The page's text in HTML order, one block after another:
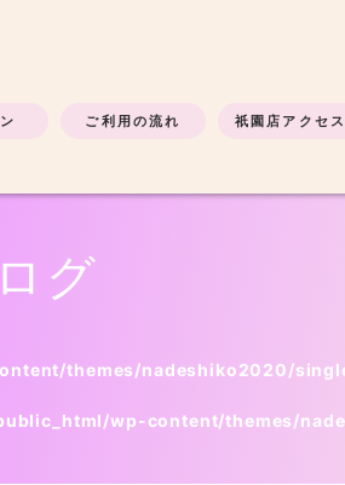
ご利用の流れ 祇園店アクセス
グ
themes/nadeshiko2020/
wp-content/themes/